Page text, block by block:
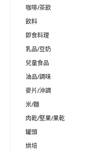
咖啡/茶飲
飲料
即食料理
乳品/豆奶
兒童食品
油品/調味
麥片/沖調
米/麵
肉乾/堅果/果乾
罐頭
烘培